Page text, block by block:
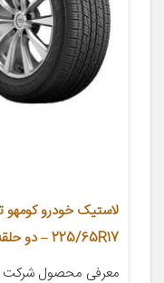
225/65R17 – دو حلقه